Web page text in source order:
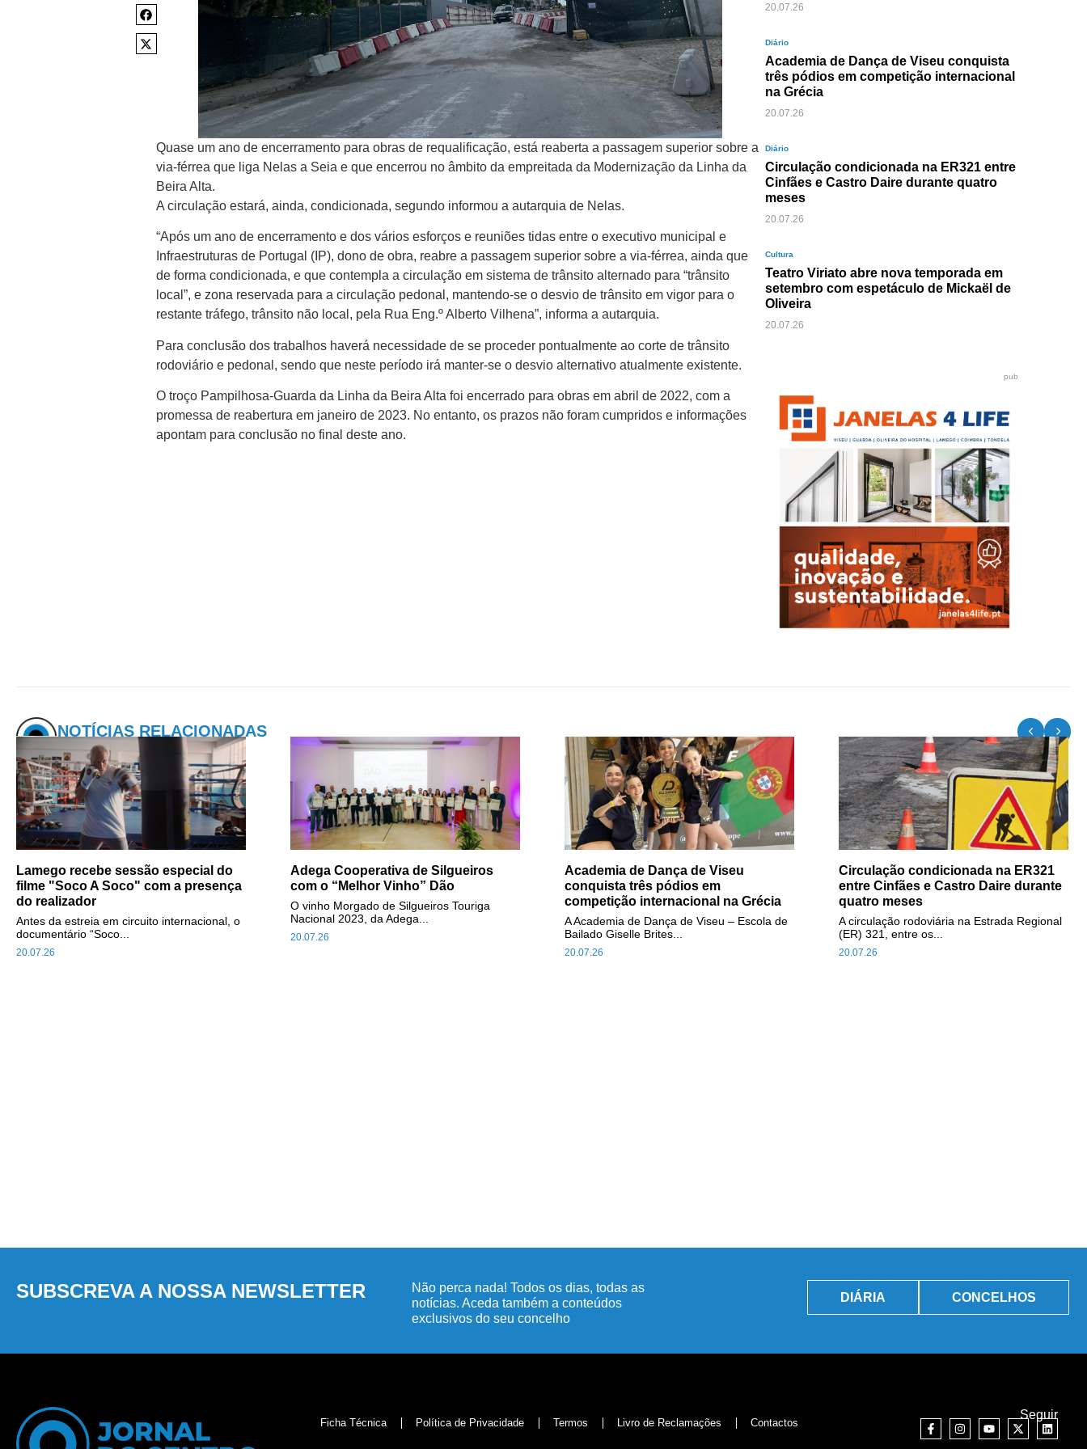
Quase um ano de encerramento para obras de requalificação, está reaberta a passagem superior sobre a
via-férrea que liga Nelas a Seia e que encerrou no âmbito da empreitada da Modernização da Linha da
Beira Alta.
A circulação estará, ainda, condicionada, segundo informou a autarquia de Nelas.
“Após um ano de encerramento e dos vários esforços e reuniões tidas entre o executivo municipal e
Infraestruturas de Portugal (IP), dono de obra, reabre a passagem superior sobre a via-férrea, ainda que
de forma condicionada, e que contempla a circulação em sistema de trânsito alternado para “trânsito
local”, e zona reservada para a circulação pedonal, mantendo-se o desvio de trânsito em vigor para o
restante tráfego, trânsito não local, pela Rua Eng.º Alberto Vilhena”, informa a autarquia.
Para conclusão dos trabalhos haverá necessidade de se proceder pontualmente ao corte de trânsito
rodoviário e pedonal, sendo que neste período irá manter-se o desvio alternativo atualmente existente.
O troço Pampilhosa-Guarda da Linha da Beira Alta foi encerrado para obras em abril de 2022, com a
promessa de reabertura em janeiro de 2023. No entanto, os prazos não foram cumpridos e informações
apontam para conclusão no final deste ano.
20.07.26
Diário
Academia de Dança de Viseu conquista
três pódios em competição internacional
na Grécia
20.07.26
Diário
Circulação condicionada na ER321 entre
Cinfães e Castro Daire durante quatro
meses
20.07.26
Cultura
Teatro Viriato abre nova temporada em
setembro com espetáculo de Mickaël de
Oliveira
20.07.26
pub
NOTÍCIAS RELACIONADAS
Lamego recebe sessão especial do
filme "Soco A Soco" com a presença
do realizador
20.07.26
Antes da estreia em circuito internacional, o
documentário “Soco...
Adega Cooperativa de Silgueiros
com o “Melhor Vinho” Dão
20.07.26
O vinho Morgado de Silgueiros Touriga
Nacional 2023, da Adega...
Academia de Dança de Viseu
conquista três pódios em
competição internacional na Grécia
20.07.26
A Academia de Dança de Viseu – Escola de
Bailado Giselle Brites...
Circulação condicionada na ER321
entre Cinfães e Castro Daire durante
quatro meses
20.07.26
A circulação rodoviária na Estrada Regional
(ER) 321, entre os...
SUBSCREVA A NOSSA NEWSLETTER
Não perca nada! Todos os dias, todas as
notícias. Aceda também a conteúdos
exclusivos do seu concelho
DIÁRIA CONCELHOS
Ficha Técnica Política de Privacidade Termos Livro de Reclamações Contactos
Seguir